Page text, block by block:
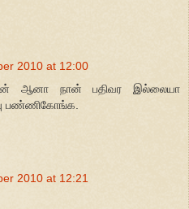
2010 at 12:00
ஆனா நான் பதிவர இல்லையா
பண்ணிகோங்க.
2010 at 12:21